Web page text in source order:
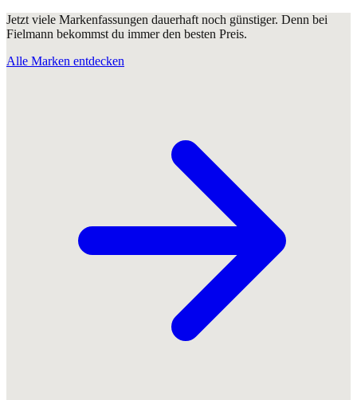
Jetzt viele Markenfassungen dauerhaft noch günstiger. Denn bei
Fielmann bekommst du immer den besten Preis.
Alle Marken entdecken